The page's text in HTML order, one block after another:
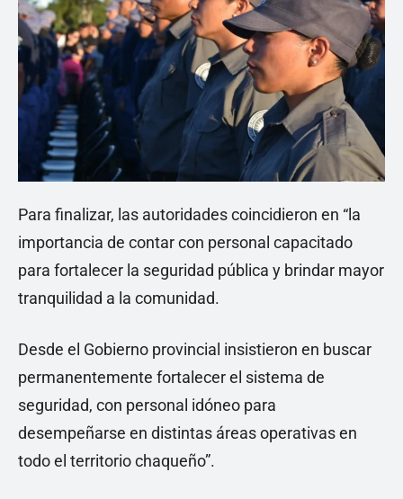
Para finalizar, las autoridades coincidieron en “la
importancia de contar con personal capacitado
para fortalecer la seguridad pública y brindar mayor
tranquilidad a la comunidad.
Desde el Gobierno provincial insistieron en buscar
permanentemente fortalecer el sistema de
seguridad, con personal idóneo para
desempeñarse en distintas áreas operativas en
todo el territorio chaqueño”.